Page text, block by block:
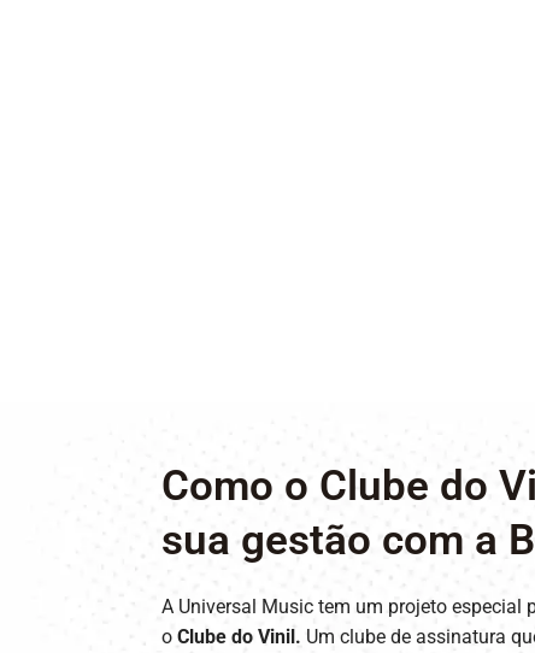
Como o Clube do
sua gestão com a
A Universal Music tem um projeto especial
o Clube do Vinil. Um clube de assinatura